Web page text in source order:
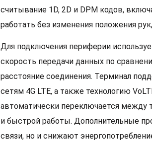
считывание 1D, 2D и DPM кодов,
работать без изменения положения
Для подключения периферии
скорость передачи данных по
расстояние соединения. Терминал
сетям 4G LTE, а также технологию
автоматически переключается между
и быстрой работы. Дополнительные
связи, но и снижают